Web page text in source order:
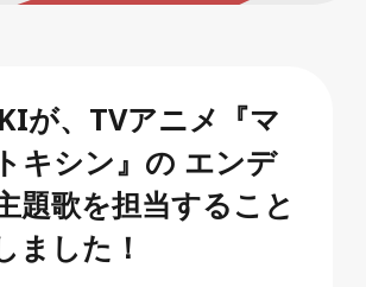
が、TVアニメ『マ
キシン』の エンデ
題歌を担当すること
ました！